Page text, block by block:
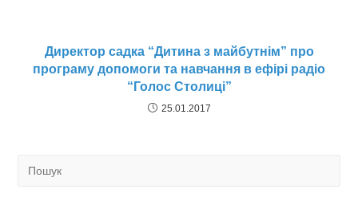
Директор садка “Дитина з майбутнім” про
програму допомоги та навчання в ефірі радіо
“Голос Столиці”
25.01.2017